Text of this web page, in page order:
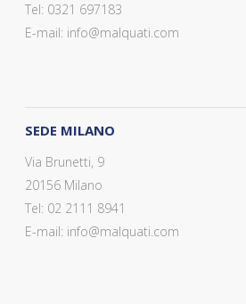
Tel: 0321 697183
E-mail: info@malquati.com
SEDE MILANO
Via Brunetti, 9
20156 Milano
Tel: 02 2111 8941
E-mail: info@malquati.com